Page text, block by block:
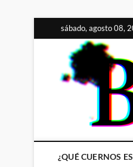
al
contenido
sábado, agosto 08,
¿QUÉ CUERNOS